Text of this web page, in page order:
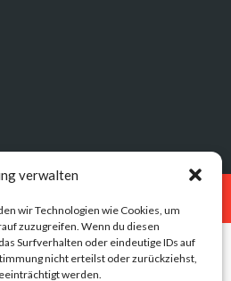
verwalten
wir Technologien wie Cookies, um
zuzugreifen. Wenn du diesen
Surfverhalten oder eindeutige IDs auf
nicht erteilst oder zurückziehst,
werden.